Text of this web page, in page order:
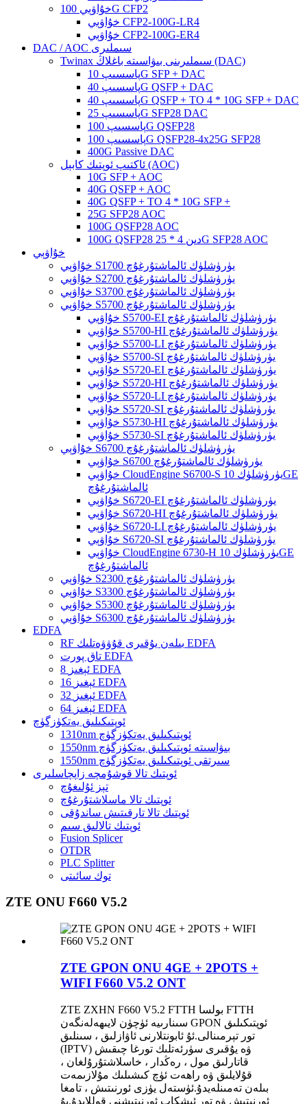
خۇاۋېي 100G CFP2
خۇاۋېي CFP2-100G-LR4
خۇاۋېي CFP2-100G-ER4
DAC / AOC سىملىرى
Twinax سىملىرىنى بىۋاسىتە باغلاڭ (DAC)
پاسسىپ 10G SFP + DAC
پاسسىپ 40G QSFP + DAC
پاسسىپ 40G QSFP + TO 4 * 10G SFP + DAC
پاسسىپ 25G SFP28 DAC
پاسسىپ 100G QSFP28
پاسسىپ 100G QSFP28-4x25G SFP28
400G Passive DAC
ئاكتىپ ئوپتىك كابېل (AOC)
10G SFP + AOC
40G QSFP + AOC
40G QSFP + TO 4 * 10G SFP +
25G SFP28 AOC
100G QSFP28 AOC
100G QSFP28 دىن 4 * 25G SFP28 AOC
خۇاۋېي
خۇاۋېي S1700 يۈرۈشلۈك ئالماشتۇرغۇچ
خۇاۋېي S2700 يۈرۈشلۈك ئالماشتۇرغۇچ
خۇاۋېي S3700 يۈرۈشلۈك ئالماشتۇرغۇچ
خۇاۋېي S5700 يۈرۈشلۈك ئالماشتۇرغۇچ
خۇاۋېي S5700-EI يۈرۈشلۈك ئالماشتۇرغۇچ
خۇاۋېي S5700-HI يۈرۈشلۈك ئالماشتۇرغۇچ
خۇاۋېي S5700-LI يۈرۈشلۈك ئالماشتۇرغۇچ
خۇاۋېي S5700-SI يۈرۈشلۈك ئالماشتۇرغۇچ
خۇاۋېي S5720-EI يۈرۈشلۈك ئالماشتۇرغۇچ
خۇاۋېي S5720-HI يۈرۈشلۈك ئالماشتۇرغۇچ
خۇاۋېي S5720-LI يۈرۈشلۈك ئالماشتۇرغۇچ
خۇاۋېي S5720-SI يۈرۈشلۈك ئالماشتۇرغۇچ
خۇاۋېي S5730-HI يۈرۈشلۈك ئالماشتۇرغۇچ
خۇاۋېي S5730-SI يۈرۈشلۈك ئالماشتۇرغۇچ
خۇاۋېي S6700 يۈرۈشلۈك ئالماشتۇرغۇچ
خۇاۋېي S6700 يۈرۈشلۈك ئالماشتۇرغۇچ
خۇاۋېي CloudEngine S6700-S يۈرۈشلۈك 10GE
ئالماشتۇرغۇچ
خۇاۋېي S6720-EI يۈرۈشلۈك ئالماشتۇرغۇچ
خۇاۋېي S6720-HI يۈرۈشلۈك ئالماشتۇرغۇچ
خۇاۋېي S6720-LI يۈرۈشلۈك ئالماشتۇرغۇچ
خۇاۋېي S6720-SI يۈرۈشلۈك ئالماشتۇرغۇچ
خۇاۋېي CloudEngine 6730-H يۈرۈشلۈك 10GE
ئالماشتۇرغۇچ
خۇاۋېي S2300 يۈرۈشلۈك ئالماشتۇرغۇچ
خۇاۋېي S3300 يۈرۈشلۈك ئالماشتۇرغۇچ
خۇاۋېي S5300 يۈرۈشلۈك ئالماشتۇرغۇچ
خۇاۋېي S6300 يۈرۈشلۈك ئالماشتۇرغۇچ
EDFA
RF بىلەن يۇقىرى قۇۋۋەتلىك EDFA
تاق پورت EDFA
8 ئېغىز EDFA
16 ئېغىز EDFA
32 ئېغىز EDFA
64 ئېغىز EDFA
ئوپتىكىلىق يەتكۈزگۈچ
1310nm ئوپتىكىلىق يەتكۈزگۈچ
1550nm بىۋاسىتە ئوپتىكىلىق يەتكۈزگۈچ
1550nm سىرتقى ئوپتىكىلىق يەتكۈزگۈچ
ئوپتىك تالا قوشۇمچە زاپچاسلىرى
تېز ئۇلىغۇچ
ئوپتىك تالا ماسلاشتۇرغۇچ
ئوپتىك تالا تارقىتىش ساندۇقى
ئوپتىك تالالىق سىم
Fusion Splicer
OTDR
PLC Splitter
توك سائىتى
ZTE ONU F660 V5.2
ZTE GPON ONU 4GE + 2POTS +
WIFI F660 V5.2 ONT
ZTE ZXHN F660 V5.2 FTTH بولسا FTTH
سىنارىيە ئۈچۈن لايىھەلەنگەن GPON ئوپتىكىلىق
تور تېرمىنالى.ئۇ ئابونتلارنى ئاۋازلىق ، سىنلىق
(IPTV) ۋە يۇقىرى سۈرئەتلىك تورغا چىقىش
قاتارلىق مول ، رەڭدار ، خاسلاشتۇرۇلغان ،
قۇلايلىق ۋە راھەت ئۈچ كىشىلىك مۇلازىمەت
بىلەن تەمىنلەيدۇ.ئۈستەل يۈزى ئورنىتىش ، تامغا
ئورنىتىش ۋە تور ئىشكاپ ئورنىتىشنى قوللايدۇ.بۇ